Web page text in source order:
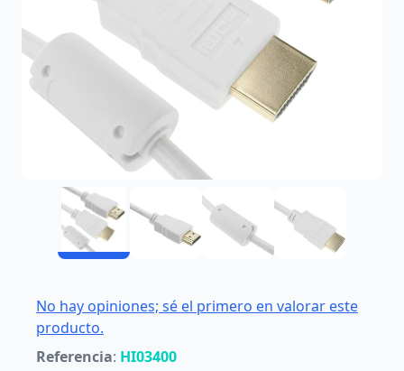
No hay opiniones; sé el primero en valorar este
producto.
Referencia: HI03400